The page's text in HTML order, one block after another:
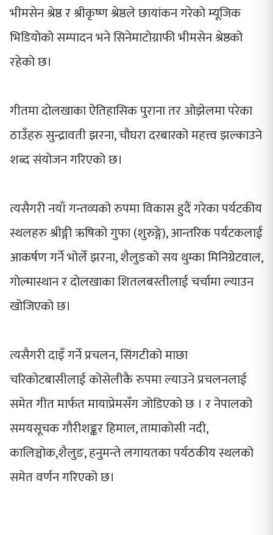
भीमसेन श्रेष्ठ र श्रीकृष्ण श्रेष्ठले छायांकन गरेको म्यूजिक
भिडियोको सम्पादन भने सिनेमाटोग्राफी भीमसेन श्रेष्ठको
रहेको छ।
गीतमा दोलखाका ऐतिहासिक पुराना तर ओझेलमा परेका
ठाउँहरु सुन्द्रावती झरना, चौघरा दरबारको महत्त्व झल्काउने
शब्द संयोजन गरिएको छ।
त्यसैगरी नयाँ गन्तव्यको रुपमा विकास हुदैं गरेका पर्यटकीय
स्थलहरु श्रीङ्गी ऋषिको गुफा (शुरुङ्गे), आन्तरिक पर्यटकलाई
आकर्षण गर्ने भोर्ले झरना, शैलुङको सय थुम्का मिनिग्रेटवाल,
गोल्मास्थान र दोलखाका शितलबस्तीलाई चर्चामा ल्याउन
खोजिएको छ।
त्यसैगरी दाइँ गर्ने प्रचलन, सिंगटीको माछा
चरिकोटबासीलाई कोसेलीकै रुपमा ल्याउने प्रचलनलाई
समेत गीत मार्फत मायाप्रेमसँग जोडिएको छ । र नेपालको
समयसूचक गौरीशङ्कर हिमाल, तामाकोसी नदी,
कालिञ्चोक,शैलुङ, हनुमन्ते लगायतका पर्यठकीय स्थलको
समेत वर्णन गरिएको छ।